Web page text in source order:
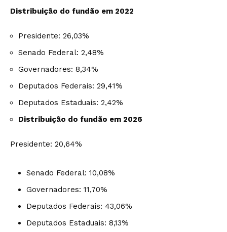
Distribuição do fundão em 2022
Presidente: 26,03%
Senado Federal: 2,48%
Governadores: 8,34%
Deputados Federais: 29,41%
Deputados Estaduais: 2,42%
Distribuição do fundão em 2026
Presidente: 20,64%
Senado Federal: 10,08%
Governadores: 11,70%
Deputados Federais: 43,06%
Deputados Estaduais: 8,13%